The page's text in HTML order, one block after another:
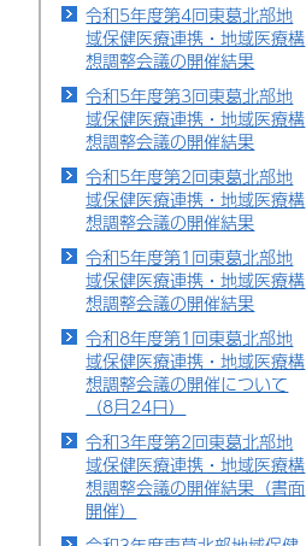
令和5年度第4回東葛北部地
域保健医療連携・地域医療構
想調整会議の開催結果
令和5年度第3回東葛北部地
域保健医療連携・地域医療構
想調整会議の開催結果
令和5年度第2回東葛北部地
域保健医療連携・地域医療構
想調整会議の開催結果
令和5年度第1回東葛北部地
域保健医療連携・地域医療構
想調整会議の開催結果
令和8年度第1回東葛北部地
域保健医療連携・地域医療構
想調整会議の開催について
（8月24日）
令和3年度第2回東葛北部地
域保健医療連携・地域医療構
想調整会議の開催結果（書面
開催）